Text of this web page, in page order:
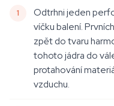
Odtrhni jeden
víčku balení.
zpět do tvaru
tohoto jádra do
protahování
vzduchu.